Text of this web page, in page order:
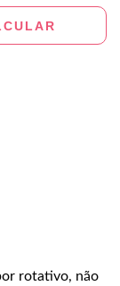
rotativo, não